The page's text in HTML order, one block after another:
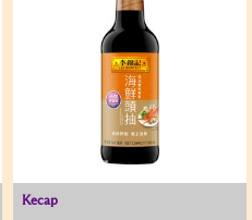
Kecap